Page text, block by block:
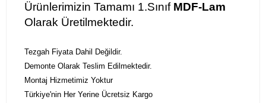
Ürünlerimizin Tamamı 1.Sınıf MDF-Lam
Olarak Üretilmektedir.
Tezgah Fiyata Dahil Değildir.
Demonte Olarak Teslim Edilmektedir.
Montaj Hizmetimiz Yoktur
Türkiye'nin Her Yerine Ücretsiz Kargo